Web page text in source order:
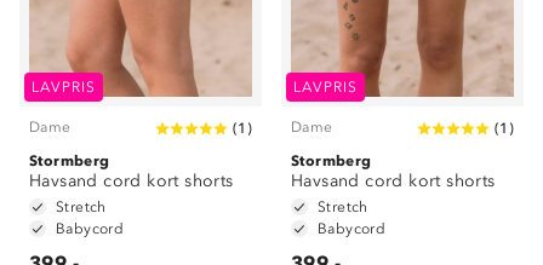
LAVPRIS
Dame (1 )
Stormberg
Havsand cord kort shorts
Stretch
Babycord
LAVPRIS
Dame (1 )
Stormberg
Havsand cord kort shorts
Stretch
Babycord